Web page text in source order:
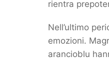
rientra
Nell’ultimo
emozioni.
arancioblu